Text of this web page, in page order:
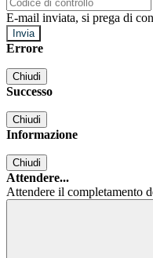
E-mail inviata, si prega di
Errore
Chiudi
Successo
Chiudi
Informazione
Chiudi
Attendere...
Attendere il completamento